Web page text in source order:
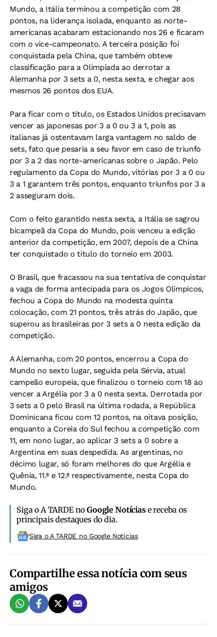
Mundo, a Itália terminou a competição com 28
pontos, na liderança isolada, enquanto as norte-
americanas acabaram estacionando nos 26 e ficaram
com o vice-campeonato. A terceira posição foi
conquistada pela China, que também obteve
classificação para a Olimpíada ao derrotar a
Alemanha por 3 sets a 0, nesta sexta, e chegar aos
mesmos 26 pontos dos EUA.
Para ficar com o título, os Estados Unidos precisavam
vencer as japonesas por 3 a 0 ou 3 a 1, pois as
italianas já ostentavam larga vantagem no saldo de
sets, fato que pesaria a seu favor em caso de triunfo
por 3 a 2 das norte-americanas sobre o Japão. Pelo
regulamento da Copa do Mundo, vitórias por 3 a 0 ou
3 a 1 garantem três pontos, enquanto triunfos por 3 a
2 asseguram dois.
Com o feito garantido nesta sexta, a Itália se sagrou
bicampeã da Copa do Mundo, pois venceu a edição
anterior da competição, em 2007, depois de a China
ter conquistado o título do torneio em 2003.
O Brasil, que fracassou na sua tentativa de conquistar
a vaga de forma antecipada para os Jogos Olímpicos,
fechou a Copa do Mundo na modesta quinta
colocação, com 21 pontos, três atrás do Japão, que
superou as brasileiras por 3 sets a 0 nesta edição da
competição.
A Alemanha, com 20 pontos, encerrou a Copa do
Mundo no sexto lugar, seguida pela Sérvia, atual
campeão europeia, que finalizou o torneio com 18 ao
vencer a Argélia por 3 a 0 nesta sexta. Derrotada por
3 sets a 0 pelo Brasil na última rodada, a República
Dominicana ficou com 12 pontos, na oitava posição,
enquanto a Coreia do Sul fechou a competição com
11, em nono lugar, ao aplicar 3 sets a 0 sobre a
Argentina em suas despedida. As argentinas, no
décimo lugar, só foram melhores do que Argélia e
Quênia, 11.ª e 12.ª respectivamente, nesta Copa do
Mundo.
Siga o A TARDE noGoogle Notíciase receba os
principais destaques do dia.
Siga o A TARDE no Google Noticias
Compartilhe essa notícia com seus
amigos